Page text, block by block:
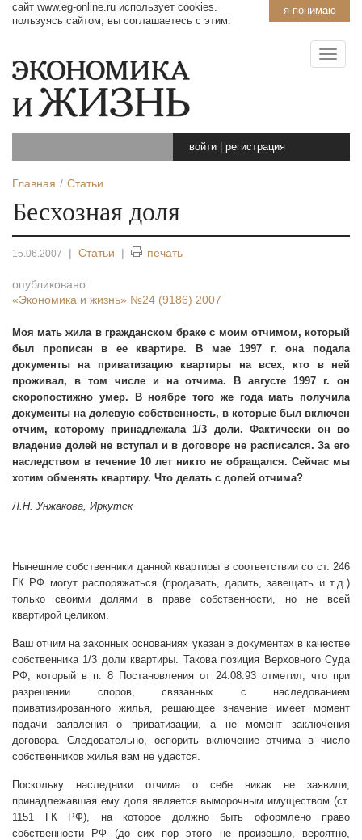
я понимаю
сайт www.eg-online.ru использует cookies.
пользуясь сайтом, вы соглашаетесь с этим.
войти регистрация
Главная Статьи
Бесхозная доля
15.06.2007 | Статьи | печать
опубликовано:
«Экономика и жизнь» №24 (9186) 2007
Моя мать жила в гражданском браке с моим отчимом, который
был прописан в ее квартире. В мае1997 г. она подала
документы на приватизацию квартиры на всех, кто в ней
проживал, в том числе и на отчима. В августе1997 г. он
скоропостижно умер. В ноябре того же года мать получила
документы на долевую собственность, в которые был включен
отчим, которому принадлежала 1/3 доли. Фактически он во
владение долей не вступал и в договоре не расписался. За его
наследством в течение 10 лет никто не обращался. Сейчас мы
хотим обменять квартиру. Что делать с долей отчима?
Л.Н. Унжакова, Иркутск
Нынешние собственники данной квартиры в соответствии со ст. 246
ГК РФ могут распоряжаться (продавать, дарить, завещать и т.д.)
только своими долями в праве собственности, но не всей
квартирой целиком.
Ваш отчим на законных основаниях указан в документах в качестве
собственника 1/3 доли квартиры. Такова позиция Верховного Суда
РФ, который в п. 8 Постановления от 24.08.93 отметил, что при
разрешении споров, связанных с наследованием
приватизированного жилья, решающее значение имеет момент
подачи заявления о приватизации, а не момент заключения
договора. Следовательно, оспорить включение отчима в число
собственников жилья вам не удастся.
Поскольку наследники отчима о себе никак не заявили,
принадлежавшая ему доля является выморочным имуществом (ст.
1151 ГК РФ), на которое должно быть оформлено право
собственности РФ (до сих пор этого не произошло, вероятно,